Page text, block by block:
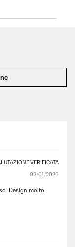
VERIFICATA
02/01/2026
Design molto